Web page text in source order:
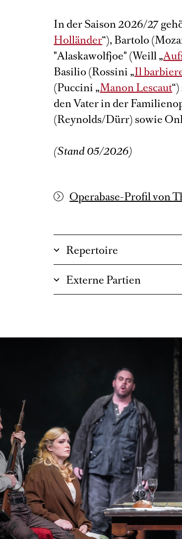
In der Saison 2026/27
Holländer“), Bartolo
"Alaskawolfjoe" (Weill „
Basilio (Rossini „Il
(Puccini „Manon Lescaut
den Vater in der
(Reynolds/Dürr) sowie
(Stand 05/2026)
Operabase-Profil von
Repertoire
Externe Partien